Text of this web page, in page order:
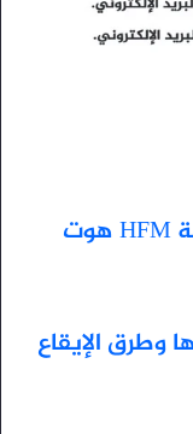
بونص 100% على الايداع من شركة HFM هوت
وطرق الإيقاع